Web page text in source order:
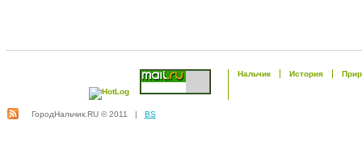
Нальчик История
ГородНальчик.RU © 2011 | BS